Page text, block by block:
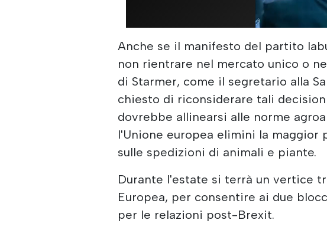
Anche se il manifesto del partito
non rientrare nel mercato unico o
di Starmer, come il segretario alla
chiesto di riconsiderare tali
dovrebbe allinearsi alle norme
l'Unione europea elimini la
sulle spedizioni di animali e piante.
Durante l'estate si terrà un vertice
Europea, per consentire ai due
per le relazioni post-Brexit.